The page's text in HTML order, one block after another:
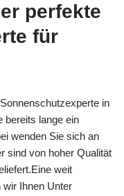
perfekte
für
in
bereits lange ein
wenden Sie sich an
sind von hoher Qualität
weit
wir Ihnen Unter